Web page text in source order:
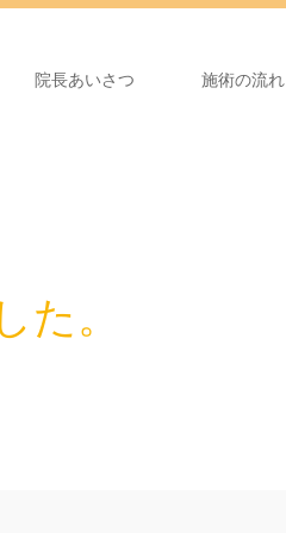
院長あいさつ 施術の流れ
た。